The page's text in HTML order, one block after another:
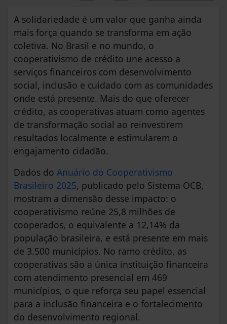
A solidariedade é um valor que ganha ainda
mais força quando se transforma em ação
coletiva. No Brasil e no mundo, o
cooperativismo de crédito une acesso a
serviços financeiros com desenvolvimento
social, inclusão e cuidado com as comunidades
onde está presente. Mais do que oferecer
crédito, as cooperativas atuam como agentes
de transformação social ao reinvestirem
resultados localmente e estimularem o
engajamento cidadão.
Dados do Anuário do Cooperativismo
Brasileiro 2025, publicado pelo Sistema OCB,
mostram a dimensão desse impacto: o
cooperativismo reúne 25,8 milhões de
cooperados, o equivalente a 12,14% da
população brasileira, e está presente em mais
de 3.500 municípios. No ramo crédito, as
cooperativas são a única instituição financeira
com atendimento presencial em 469
municípios, o que reforça seu papel essencial
para a inclusão financeira e o fortalecimento
do desenvolvimento regional.